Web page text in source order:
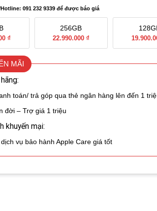
091 232 9339 để được báo giá
₫
256GB
22.990.000 ₫
MÃI
toán/ trả góp qua thẻ ngân hàng lên đến 1
đời – Trợ giá 1 triệu
khuyến mại:
vụ bảo hành Apple Care giá tốt